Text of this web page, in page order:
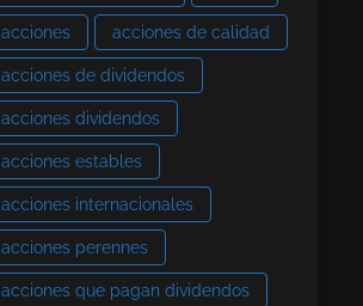
acciones acciones de calidad
acciones de dividendos
acciones dividendos
acciones estables
acciones internacionales
acciones perennes
acciones que pagan dividendos